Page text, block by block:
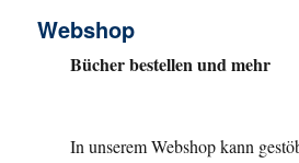
Webshop
Bücher bestellen und mehr
In unserem Webshop kann